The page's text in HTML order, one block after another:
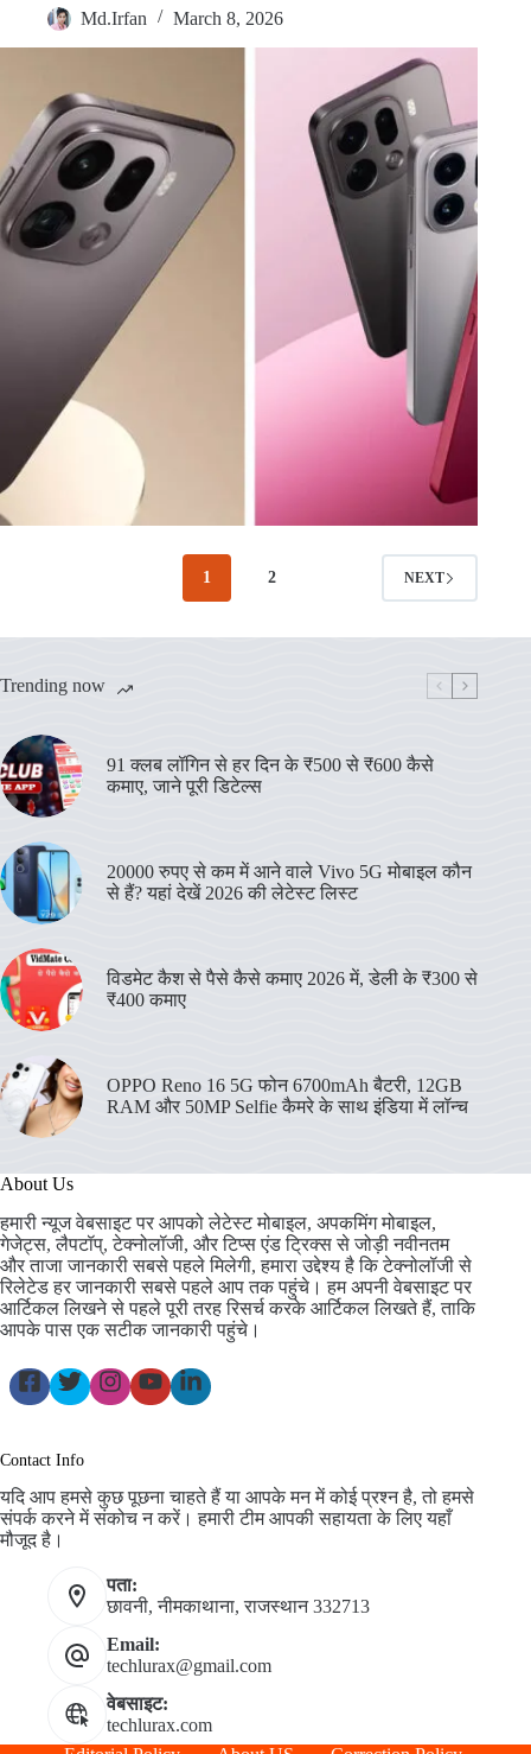
Md.Irfan
March 8, 2026
1 2 NEXT
Trending now
91 क्लब लॉगिन से हर दिन के ₹500 से ₹600 कैसे
कमाए, जाने पूरी डिटेल्स
20000 रुपए से कम में आने वाले Vivo 5G मोबाइल कौन
से हैं? यहां देखें 2026 की लेटेस्ट लिस्ट
विडमेट कैश से पैसे कैसे कमाए 2026 में, डेली के ₹300 से
₹400 कमाए
OPPO Reno 16 5G फोन 6700mAh बैटरी, 12GB
RAM और 50MP Selfie कैमरे के साथ इंडिया में लॉन्च
About Us
हमारी न्यूज वेबसाइट पर आपको लेटेस्ट मोबाइल, अपकमिंग मोबाइल,
गेजेट्स, लैपटॉप्, टेक्नोलॉजी, और टिप्स एंड ट्रिक्स से जोड़ी नवीनतम
और ताजा जानकारी सबसे पहले मिलेगी, हमारा उद्देश्य है कि टेक्नोलॉजी से
रिलेटेड हर जानकारी सबसे पहले आप तक पहुंचे। हम अपनी वेबसाइट पर
आर्टिकल लिखने से पहले पूरी तरह रिसर्च करके आर्टिकल लिखते हैं, ताकि
आपके पास एक सटीक जानकारी पहुंचे।
Contact Info
यदि आप हमसे कुछ पूछना चाहते हैं या आपके मन में कोई प्रश्न है, तो हमसे
संपर्क करने में संकोच न करें। हमारी टीम आपकी सहायता के लिए यहाँ
मौजूद है।
पता:
छावनी, नीमकाथाना, राजस्थान 332713
Email:
techlurax@gmail.com
वेबसाइट:
techlurax.com